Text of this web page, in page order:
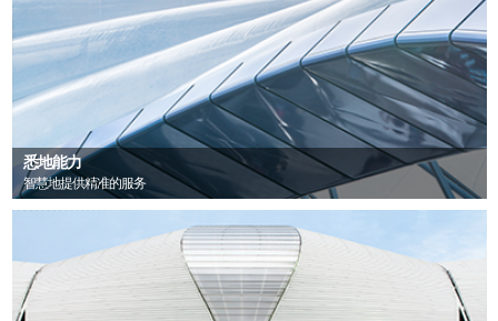
悉地能力
智慧地提供精准的服务